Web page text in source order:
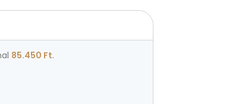
85.450 Ft.